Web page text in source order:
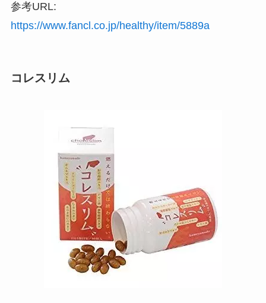
参考URL:
https://www.fancl.co.jp/healthy/item/5889a
コレスリム